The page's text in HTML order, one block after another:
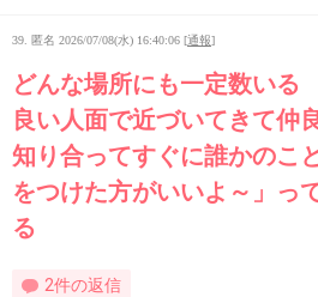
39. 匿名 2026/07/08(水) 16:40:06 [通報]
どんな場所にも一定数いる
良い人面で近づいてきて仲
知り合ってすぐに誰かのこ
をつけた方がいいよ～」っ
る
2件の返信